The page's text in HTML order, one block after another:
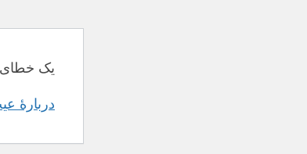
یک
دربارهٔ